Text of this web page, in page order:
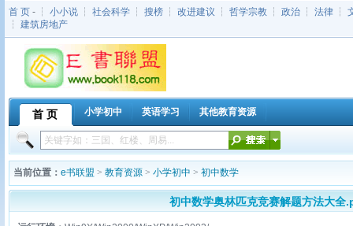
首 页 - ┆ 小小说 ┆ 社会科学 ┆ 搜榜 ┆ 改进建议 ┆ 哲学宗教 ┆ 政治 ┆ 法律 ┆
┆ 建筑房地产
首 页 小学初中 英语学习 其他教育资源
当前位置： e书联盟 > 教育资源 > 小学初中 > 初中数学
初中数学奥林匹克竞赛解题方法大全